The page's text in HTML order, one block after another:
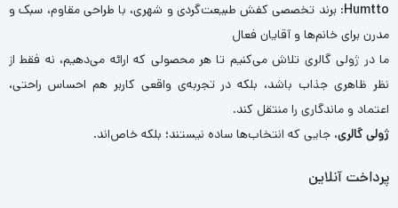
Humtto: برند تخصصی کفش طبیعت‌گردی و شهری، با طراحی مقاوم، سبک و
مدرن برای خانم‌ها و آقایان فعال
ما در ژولی گالری تلاش می‌کنیم تا هر محصولی که ارائه می‌دهیم، نه فقط از
نظر ظاهری جذاب باشد، بلکه در تجربه‌ی واقعی کاربر هم احساس راحتی،
اعتماد و ماندگاری را منتقل کند.
ژولی گالری، جایی که انتخاب‌ها ساده نیستند؛ بلکه خاص‌اند.
پرداخت آنلاین